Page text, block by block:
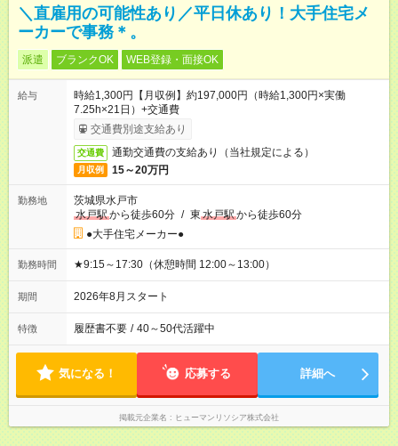
＼直雇用の可能性あり／平日休あり！大手住宅メ
ーカーで事務＊。
派遣 ブランクOK WEB登録・面接OK
給与
時給1,300円【月収例】約197,000円（時給1,300円×実働
7.25h×21日）+交通費
交通費別途支給あり
交通費 通勤交通費の支給あり（当社規定による）
月収例 15～20万円
勤務地
茨城県水戸市
水戸駅から徒歩60分 / 東 水戸駅から徒歩60分
●大手住宅メーカー●
勤務時間 ★9:15～17:30（休憩時間 12:00～13:00）
期間 2026年8月スタート
特徴 履歴書不要 / 40～50代活躍中
気になる！ 応募する 詳細へ
掲載元企業名 ヒューマンリソシア株式会社